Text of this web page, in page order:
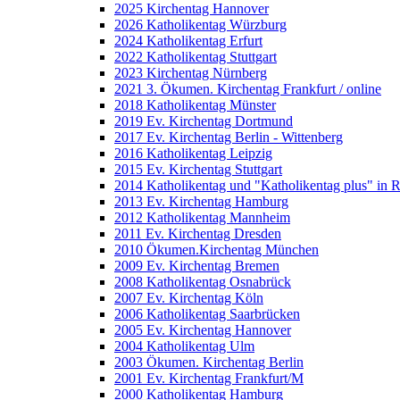
2025 Kirchentag Hannover
2026 Katholikentag Würzburg
2024 Katholikentag Erfurt
2022 Katholikentag Stuttgart
2023 Kirchentag Nürnberg
2021 3. Ökumen. Kirchentag Frankfurt / online
2018 Katholikentag Münster
2019 Ev. Kirchentag Dortmund
2017 Ev. Kirchentag Berlin - Wittenberg
2016 Katholikentag Leipzig
2015 Ev. Kirchentag Stuttgart
2014 Katholikentag und "Katholikentag plus" in
2013 Ev. Kirchentag Hamburg
2012 Katholikentag Mannheim
2011 Ev. Kirchentag Dresden
2010 Ökumen.Kirchentag München
2009 Ev. Kirchentag Bremen
2008 Katholikentag Osnabrück
2007 Ev. Kirchentag Köln
2006 Katholikentag Saarbrücken
2005 Ev. Kirchentag Hannover
2004 Katholikentag Ulm
2003 Ökumen. Kirchentag Berlin
2001 Ev. Kirchentag Frankfurt/M
2000 Katholikentag Hamburg